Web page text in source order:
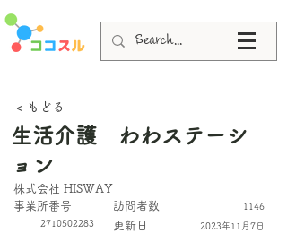
< もどる
生活介護 わわステーシ
ョン
株式会社 HISWAY
​事業所番号
2710502283
​訪問者数 1146
更新日 2023年11月7日